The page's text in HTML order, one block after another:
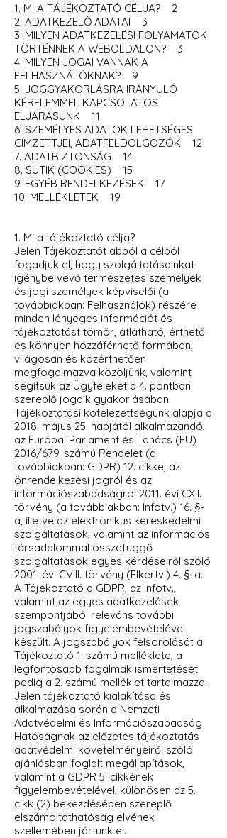
1. MI A TÁJÉKOZTATÓ CÉLJA? 2
2. ADATKEZELŐ ADATAI 3
3. MILYEN ADATKEZELÉSI FOLYAMATOK
TÖRTÉNNEK A WEBOLDALON? 3
4. MILYEN JOGAI VANNAK A
FELHASZNÁLÓKNAK? 9
5. JOGGYAKORLÁSRA IRÁNYULÓ
KÉRELEMMEL KAPCSOLATOS
ELJÁRÁSUNK 11
6. SZEMÉLYES ADATOK LEHETSÉGES
CÍMZETTJEI, ADATFELDOLGOZÓK 12
7. ADATBIZTONSÁG 14
8. SÜTIK (COOKIES) 15
9. EGYÉB RENDELKEZÉSEK 17
10. MELLÉKLETEK 19
1. Mi a tájékoztató célja?
Jelen Tájékoztatót abból a célból
fogadjuk el, hogy szolgáltatásainkat
igénybe vevő természetes személyek
és jogi személyek képviselői (a
továbbiakban: Felhasználók) részére
minden lényeges információt és
tájékoztatást tömör, átlátható, érthető
és könnyen hozzáférhető formában,
világosan és közérthetően
megfogalmazva közöljünk, valamint
segítsük az Ügyfeleket a 4. pontban
szereplő jogaik gyakorlásában.
Tájékoztatási kötelezettségünk alapja a
2018. május 25. napjától alkalmazandó,
az Európai Parlament és Tanács (EU)
2016/679. számú Rendelet (a
továbbiakban: GDPR) 12. cikke, az
önrendelkezési jogról és az
információszabadságról 2011. évi CXII.
törvény (a továbbiakban: Infotv.) 16. §-
a, illetve az elektronikus kereskedelmi
szolgáltatások, valamint az információs
társadalommal összefüggő
szolgáltatások egyes kérdéseiről szóló
2001. évi CVIII. törvény (Elkertv.) 4. §-a.
A Tájékoztató a GDPR, az Infotv.,
valamint az egyes adatkezelések
szempontjából releváns további
jogszabályok figyelembevételével
készült. A jogszabályok felsorolását a
Tájékoztató 1. számú melléklete, a
legfontosabb fogalmak ismertetését
pedig a 2. számú melléklet tartalmazza.
Jelen tájékoztató kialakítása és
alkalmazása során a Nemzeti
Adatvédelmi és Információszabadság
Hatóságnak az előzetes tájékoztatás
adatvédelmi követelményeiről szóló
ajánlásban foglalt megállapítások,
valamint a GDPR 5. cikkének
figyelembevételével, különösen az 5.
cikk (2) bekezdésében szereplő
elszámoltathatóság elvének
szellemében jártunk el.